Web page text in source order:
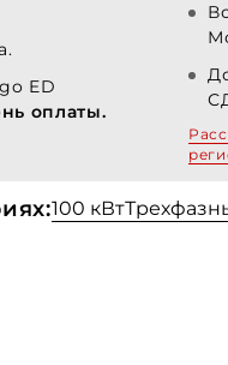
ED
оплаты.
100 кВт